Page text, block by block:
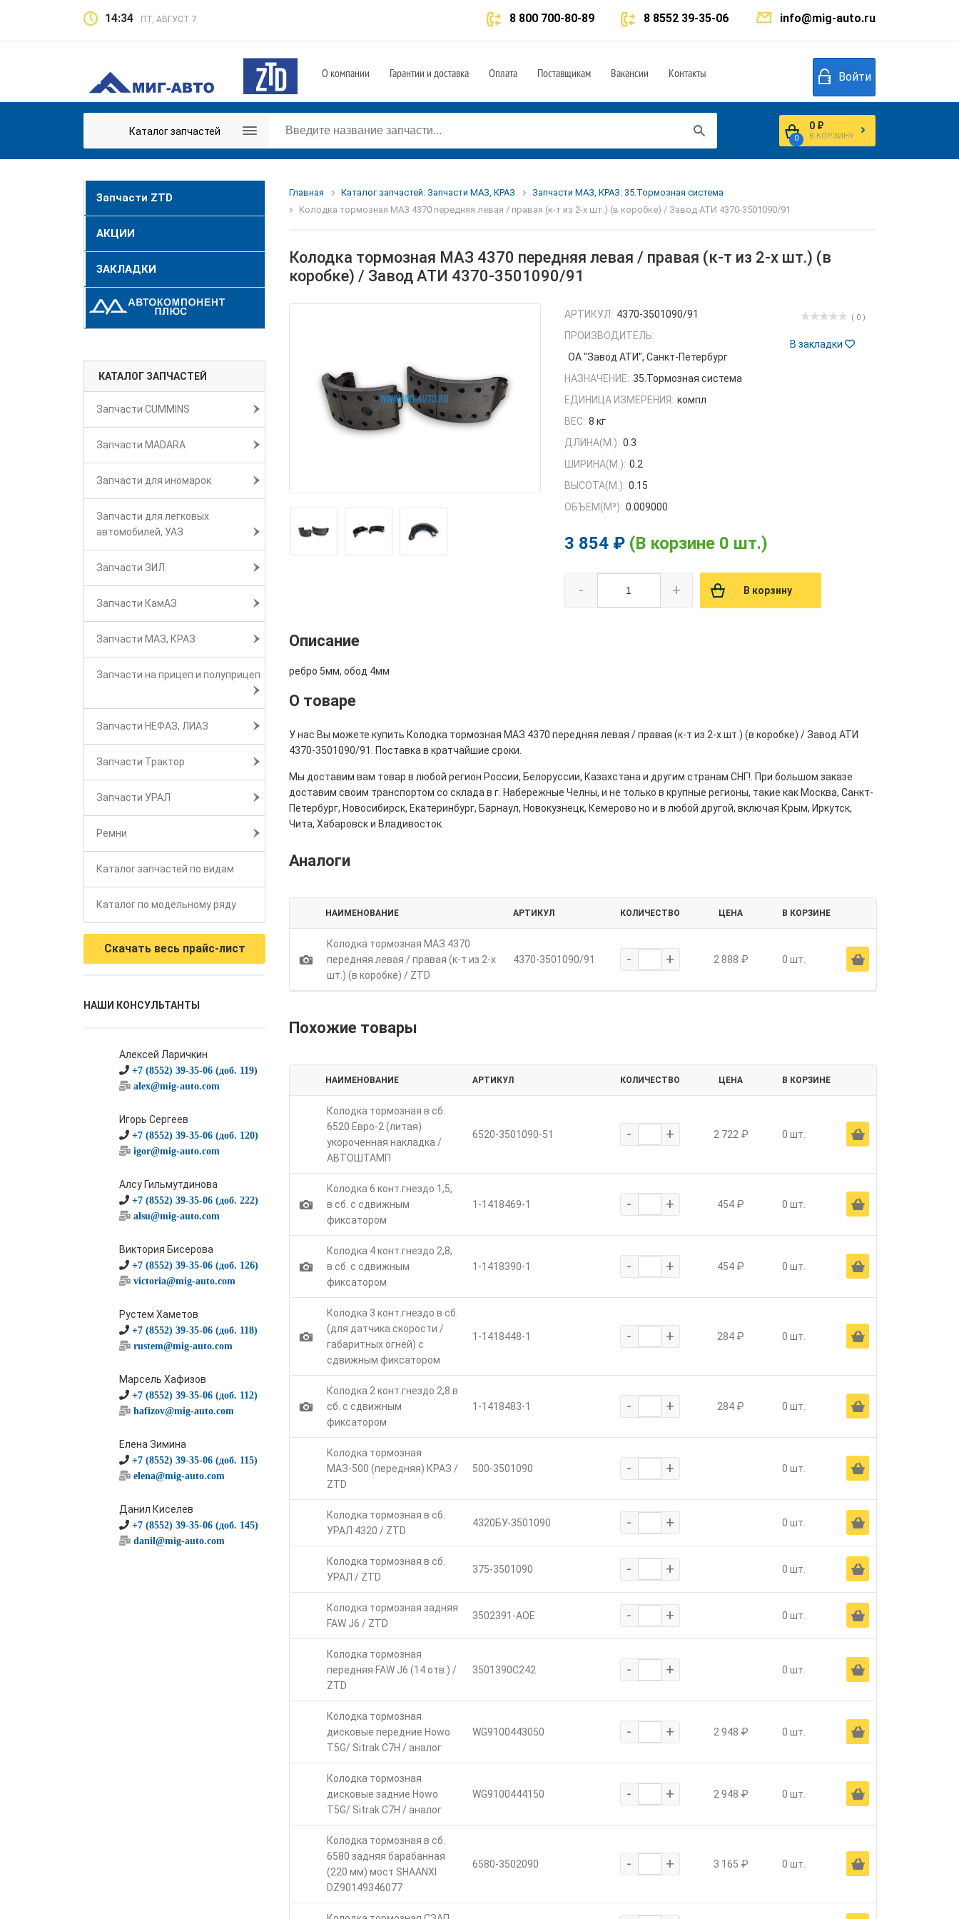
14:34 ПТ, АВГУСТ 7 info@mig-auto.ru
8 8552 39-35-06
8 800 700-80-89
О компании Гарантии и доставка Оплата Поставщикам Вакансии Контакты Войти
Каталог запчастей
0
0 ₽
В КОРЗИНУ
Запчасти ZTD
АКЦИИ
ЗАКЛАДКИ
КАТАЛОГ ЗАПЧАСТЕЙ
Запчасти CUMMINS
Запчасти MADARA
Запчасти для иномарок
Запчасти для легковых
автомобилей, УАЗ
Запчасти ЗИЛ
Запчасти КамАЗ
Запчасти МАЗ, КРАЗ
Запчасти на прицеп и полуприцеп
Запчасти НЕФАЗ, ЛИАЗ
Запчасти Трактор
Запчасти УРАЛ
Ремни
Каталог запчастей по видам
Каталог по модельному ряду
Скачать весь прайс-лист
НАШИ КОНСУЛЬТАНТЫ
Алексей Ларичкин
+7 (8552) 39-35-06 (доб. 119)
alex@mig-auto.com
Игорь Сергеев
+7 (8552) 39-35-06 (доб. 120)
igor@mig-auto.com
Алсу Гильмутдинова
+7 (8552) 39-35-06 (доб. 222)
alsu@mig-auto.com
Виктория Бисерова
+7 (8552) 39-35-06 (доб. 126)
victoria@mig-auto.com
Рустем Хаметов
+7 (8552) 39-35-06 (доб. 118)
rustem@mig-auto.com
Марсель Хафизов
+7 (8552) 39-35-06 (доб. 112)
hafizov@mig-auto.com
Елена Зимина
+7 (8552) 39-35-06 (доб. 115)
elena@mig-auto.com
Данил Киселев
+7 (8552) 39-35-06 (доб. 145)
danil@mig-auto.com
Главная Каталог запчастей: Запчасти МАЗ, КРАЗ
Запчасти МАЗ, КРАЗ: 35.Тормозная система
Колодка тормозная МАЗ 4370 передняя левая / правая (к-т из 2-х шт.) (в коробке) / Завод АТИ 4370-3501090/91
Колодка тормозная МАЗ 4370 передняя левая / правая (к-т из 2-х шт.) (в
коробке) / Завод АТИ 4370-3501090/91
( 0 )
В закладки
АРТИКУЛ: 4370-3501090/91
ПРОИЗВОДИТЕЛЬ:
ОА "Завод АТИ", Санкт-Петербург
НАЗНАЧЕНИЕ: 35.Тормозная система
ЕДИНИЦА ИЗМЕРЕНИЯ: компл
ВЕС: 8 кг
ДЛИНА(М.): 0.3
ШИРИНА(М.): 0.2
ВЫСОТА(М.): 0.15
ОБЪЕМ(M³): 0.009000
3 854 ₽ (В корзине 0 шт.)
- + В корзину
Описание
ребро 5мм, обод 4мм
О товаре
У нас Вы можете купить Колодка тормозная МАЗ 4370 передняя левая / правая (к-т из 2-х шт.) (в коробке) / Завод АТИ
4370-3501090/91. Поставка в кратчайшие сроки.
Мы доставим вам товар в любой регион России, Белоруссии, Казахстана и другим странам СНГ!. При большом заказе
доставим своим транспортом со склада в г. Набережные Челны, и не только в крупные регионы, такие как Москва, Санкт-
Петербург, Новосибирск, Екатеринбург, Барнаул, Новокузнецк, Кемерово но и в любой другой, включая Крым, Иркутск,
Чита, Хабаровск и Владивосток.
Аналоги
НАИМЕНОВАНИЕ АРТИКУЛ КОЛИЧЕСТВО ЦЕНА В КОРЗИНЕ
1
Колодка тормозная МАЗ 4370
передняя левая / правая (к-т из 2-х
шт.) (в коробке) / ZTD
4370-3501090/91 - + 2 888 ₽ 0 шт. Ä
Похожие товары
НАИМЕНОВАНИЕ АРТИКУЛ КОЛИЧЕСТВО ЦЕНА В КОРЗИНЕ
Колодка тормозная в сб.
6520 Евро-2 (литая)
укороченная накладка /
АВТОШТАМП
6520-3501090-51 - + 2 722 ₽ 0 шт. Ä
1
Колодка 6 конт.гнездо 1,5,
в сб. с сдвижным
фиксатором
1-1418469-1 - + 454 ₽ 0 шт. Ä
1
Колодка 4 конт.гнездо 2,8,
в сб. с сдвижным
фиксатором
1-1418390-1 - + 454 ₽ 0 шт. Ä
1
Колодка 3 конт.гнездо в сб.
(для датчика скорости /
габаритных огней) с
сдвижным фиксатором
1-1418448-1 - + 284 ₽ 0 шт. Ä
1
Колодка 2 конт.гнездо 2,8 в
сб. с сдвижным
фиксатором
1-1418483-1 - + 284 ₽ 0 шт. Ä
Колодка тормозная
МАЗ-500 (передняя) КРАЗ /
ZTD
500-3501090 - + 0 шт. Ä
Колодка тормозная в сб.
УРАЛ 4320 / ZTD
4320БУ-3501090 - + 0 шт. Ä
Колодка тормозная в сб.
УРАЛ / ZTD
375-3501090 - + 0 шт. Ä
Колодка тормозная задняя
FAW J6 / ZTD
3502391-AOE - + 0 шт. Ä
Колодка тормозная
передняя FAW J6 (14 отв.) /
ZTD
3501390C242 - + 0 шт. Ä
Колодка тормозная
дисковые передние Howo
T5G/ Sitrak C7H / аналог
WG9100443050 - + 2 948 ₽ 0 шт. Ä
Колодка тормозная
дисковые задние Howo
T5G/ Sitrak C7H / аналог
WG9100444150 - + 2 948 ₽ 0 шт. Ä
Колодка тормозная в сб.
6580 задняя барабанная
(220 мм) мост SHAANXI
DZ90149346077
6580-3502090 - + 3 165 ₽ 0 шт. Ä